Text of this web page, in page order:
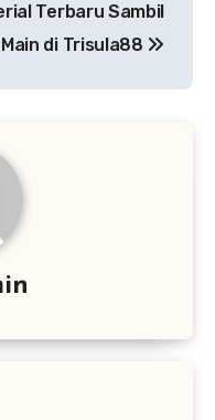
Terbaru Sambil
Main di Trisula88